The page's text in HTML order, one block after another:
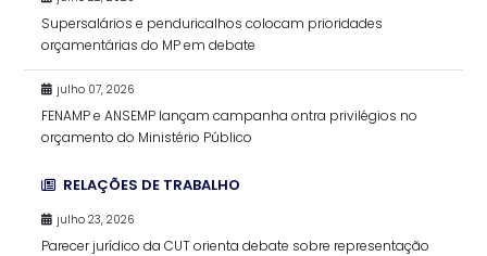
Supersalários e penduricalhos colocam prioridades
orçamentárias do MP em debate
julho 07, 2026
FENAMP e ANSEMP lançam campanha ontra privilégios no
orçamento do Ministério Público
RELAÇÕES DE TRABALHO
julho 23, 2026
Parecer jurídico da CUT orienta debate sobre representação